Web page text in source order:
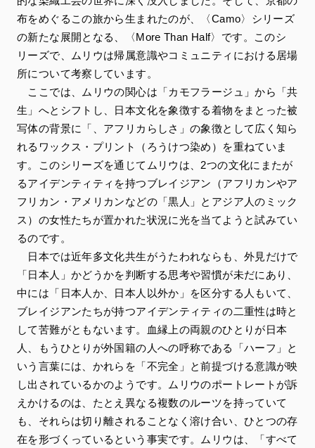
布をめぐるこの旅から生まれたのが、〈Camo〉シリーズ
の新たな展開となる、〈More Than Half〉です。このシ
リーズで、ムリウは帰属意識やコミュニティにおける居場
所について考察しています。
ここでは、ムリウの関心は「カモフラージュ」から「共
生」へとシフトし、日本文化を象徴する着物をまとった被
写体の背景に「、アフリカらしさ」の象徴として広く知ら
れるワックス・プリント（ろうけつ染め）を重ねていま
す。このシリーズを通じてムリウは、2つの文化にまたが
るアイデンティティを持つブレイジアン（アフリカンやア
フリカン・アメリカンなどの「黒人」とアジア人のミック
ス）の女性たちが置かれた状況に光を当てようと試みてい
るのです。
日本では近年多文化共生がうたわれならも、外見だけで
「日本人」かどうかを判断する思考や習慣が未だにあり、
中には「日本人か、日本人以外か」を区分する人もいて、
ブレイジアンたちが持つアイデンティティの二重性は時と
して苦難がともないます。血縁上の両親のひとりが日本
人、もうひとりが外国籍の人への呼称である「ハーフ」と
いう言葉には、かれらを「不完全」と前提づける意識が映
し出されているかのようです。ムリウのポートレートが訴
えかけるのは、たとえ異なる複数のルーツを持っていて
も、それらは切り離されることなく溶け合い、ひとつの存
在を形づくっているという事実です。ムリウは、「すべて